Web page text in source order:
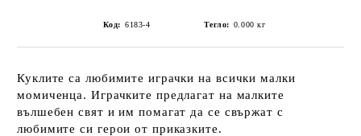
Код: 6183-4 Тегло: 0.000 кг
Куклите са любимите играчки на всички малки
момиченца. Играчките предлагат на малките
вълшебен свят и им помагат да се свържат с
любимите си герои от приказките.